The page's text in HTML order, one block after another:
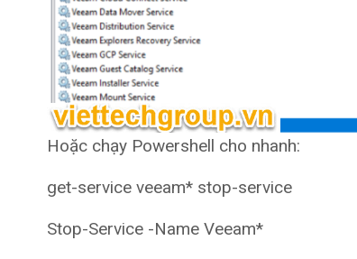
Hoặc chạy Powershell cho nhanh:
get-service veeam* stop-service
Stop-Service -Name Veeam*